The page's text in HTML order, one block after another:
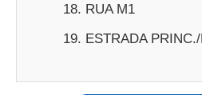
RUA M1
ESTRADA